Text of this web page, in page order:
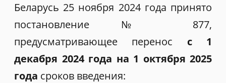
Беларусь 25 ноября 2024 года принято
постановление № 877,
предусматривающее перенос с 1
декабря 2024 года на 1 октября 2025
года сроков введения: